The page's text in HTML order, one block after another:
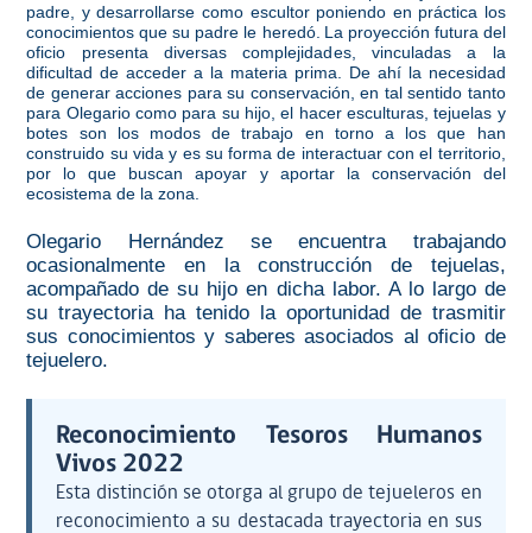
padre, y desarrollarse como escultor poniendo en práctica los
conocimientos que su padre le heredó. La proyección futura del
oficio presenta diversas complejidades, vinculadas a la
dificultad de acceder a la materia prima. De ahí la necesidad
de generar acciones para su conservación, en tal sentido tanto
para Olegario como para su hijo, el hacer esculturas, tejuelas y
botes son los modos de trabajo en torno a los que han
construido su vida y es su forma de interactuar con el territorio,
por lo que buscan apoyar y aportar la conservación del
ecosistema de la zona.
Olegario Hernández se encuentra trabajando
ocasionalmente en la construcción de tejuelas,
acompañado de su hijo en dicha labor. A lo largo de
su trayectoria ha tenido la oportunidad de trasmitir
sus conocimientos y saberes asociados al oficio de
tejuelero.
Reconocimiento Tesoros Humanos
Vivos 2022
Esta distinción se otorga al grupo de tejueleros en
reconocimiento a su destacada trayectoria en sus